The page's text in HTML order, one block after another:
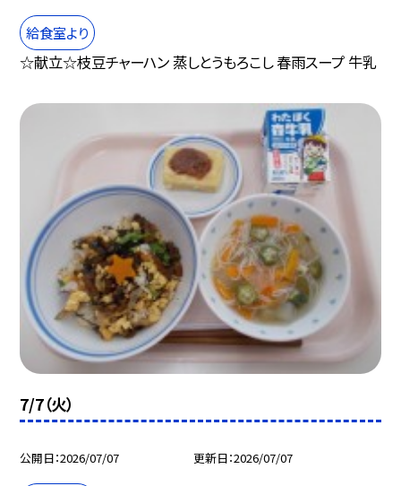
給食室より
☆献立☆枝豆チャーハン 蒸しとうもろこし 春雨スープ 牛乳
7/7（火）
公開日 2026/07/07 更新日 2026/07/07